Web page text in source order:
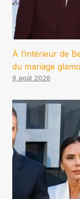
À l’intérieur de
du mariage
9 août 2026